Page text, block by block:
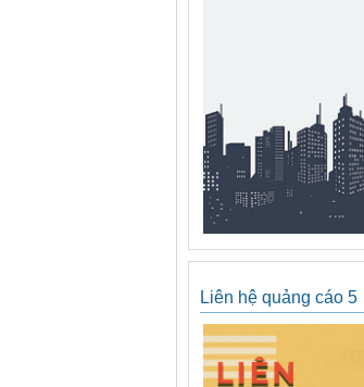
Liên hệ quảng cáo 5